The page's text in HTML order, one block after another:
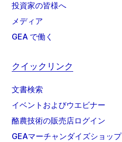
投資家の皆様へ
メディア
GEA で働く
クイックリンク
文書検索
イベントおよびウエビナー
酪農技術の販売店ログイン
GEAマーチャンダイズショップ